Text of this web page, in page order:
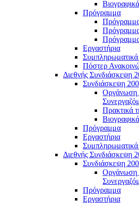
Βιογραφικά
Πρόγραμμα
Εργαστήρια
Συμπληρωματικά
Πόστερ
Διεθνής Συνδιάσκεψη
Συνδιάσκεψη
Οργάνωση
Πρακτικά
Βιογραφικά
Πρόγραμμα
Εργαστήρια
Συμπληρωματικά
Διεθνής Συνδιάσκεψη
Συνδιάσκεψη
Οργάνωση
Πρόγραμμα
Εργαστήρια